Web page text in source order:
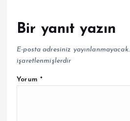
Bir yanıt yazın
E-posta adresiniz yayınlanmayacak.
işaretlenmişlerdir
Yorum *